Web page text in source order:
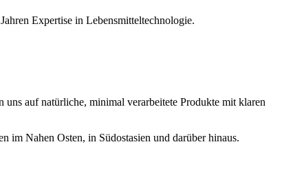
Expertise in Lebensmitteltechnologie.
auf natürliche, minimal verarbeitete Produkte mit klaren
Nahen Osten, in Südostasien und darüber hinaus.